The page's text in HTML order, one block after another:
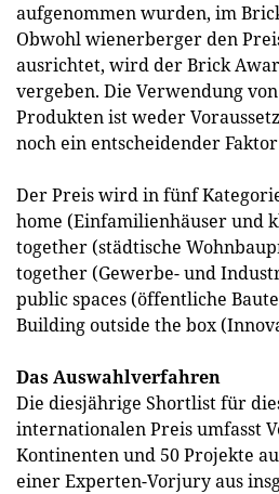
aufgenommen wurden, im
Obwohl wienerberger den
ausrichtet, wird der Brick
vergeben. Die Verwendung
Produkten ist weder
noch ein entscheidender
Der Preis wird in fünf
home (Einfamilienhäuser und
together (städtische
together (Gewerbe- und
public spaces (öffentliche
Building outside the box
Das Auswahlverfahren
Die diesjährige Shortlist für
internationalen Preis umfasst
Kontinenten und 50 Projekte
einer Experten-Vorjury aus